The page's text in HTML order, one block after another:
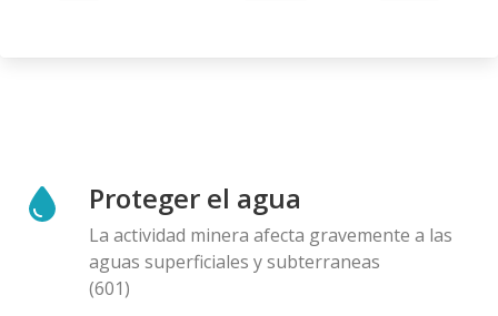
Proteger el agua
La actividad minera afecta gravemente a las
aguas superficiales y subterraneas
(601)